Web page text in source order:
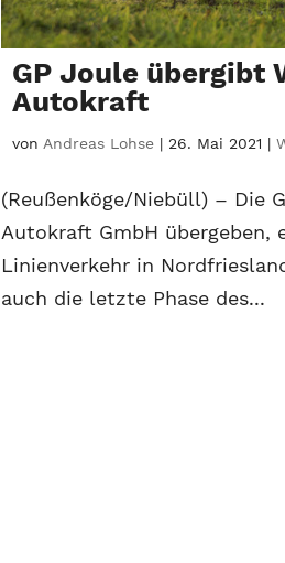
GP Joule übergibt
Autokraft
vonAndreas Lohse |26. Mai 2021 |
(Reußenköge/Niebüll) – Die
Autokraft GmbH übergeben,
Linienverkehr in
auch die letzte Phase des...